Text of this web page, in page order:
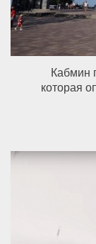
Кабмин
которая